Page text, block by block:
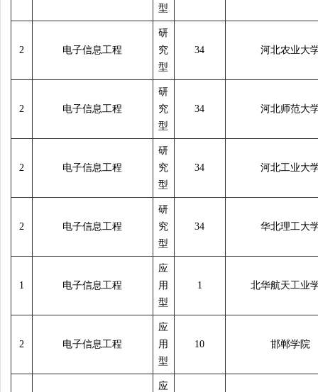
型
2 电子信息工程
研
究
型
34 河北农业大
2 电子信息工程
研
究
型
34 河北师范大
2 电子信息工程
研
究
型
34 河北工业大
2 电子信息工程
研
究
型
34 华北理工大
1 电子信息工程
应
用
型
1 北华航天工业
2 电子信息工程
应
用
型
10 邯郸学院
应